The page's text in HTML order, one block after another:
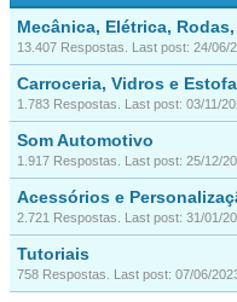
Mecânica, Elétrica,
13.407 Respostas. Last post: 24/06/
Carroceria, Vidros e
1.783 Respostas. Last post: 03/11/
Som Automotivo
1.917 Respostas. Last post: 25/12/
Acessórios e
2.721 Respostas. Last post: 31/01/
Tutoriais
758 Respostas. Last post: 07/06/